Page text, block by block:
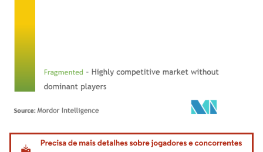
Imagem © Mordor Intelligence. O reuso requer atribuição conforme CC BY 4.0.